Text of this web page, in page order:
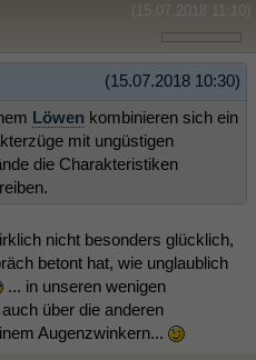
(15.07.2018 11:10)
(15.07.2018 10:30)
Löwen kombinieren sich ein
mit ungüstigen
die Charakteristiken
nicht besonders glücklich,
betont hat, wie unglaublich
... in unseren wenigen
über die anderen
Augenzwinkern...